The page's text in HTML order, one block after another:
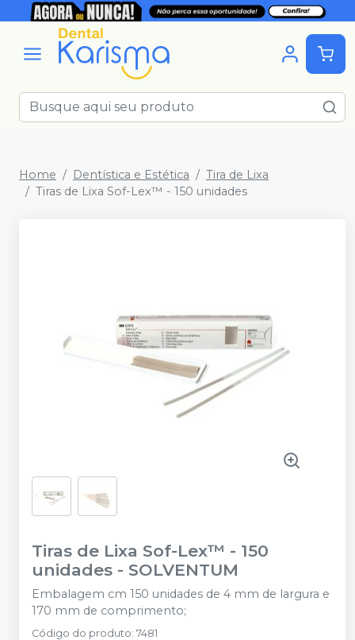
Home Dentística e Estética
Tira de Lixa
Tiras de Lixa Sof-Lex™ - 150 unidades
Tiras de Lixa Sof-Lex™ - 150
unidades - SOLVENTUM
Embalagem cm 150 unidades de 4 mm de largura e
170 mm de comprimento;
Código do produto: 7481